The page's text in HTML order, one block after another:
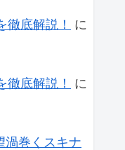
底解説！
に
底解説！
に
渦巻くスキナ